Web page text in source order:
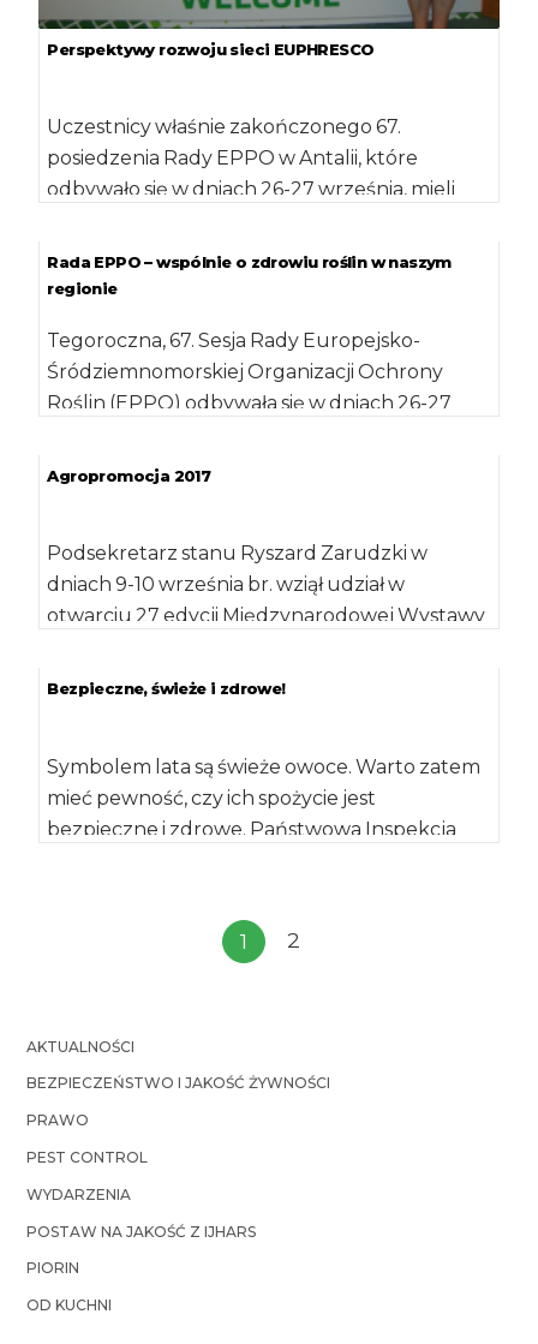
Perspektywy rozwoju sieci EUPHRESCO
Uczestnicy właśnie zakończonego 67.
posiedzenia Rady EPPO w Antalii, które
odbywało się w dniach 26-27 września, mieli
Rada EPPO – wspólnie o zdrowiu roślin w naszym
regionie
Tegoroczna, 67. Sesja Rady Europejsko-
Śródziemnomorskiej Organizacji Ochrony
Roślin (EPPO) odbywała się w dniach 26-27
Agropromocja 2017
Podsekretarz stanu Ryszard Zarudzki w
dniach 9-10 września br. wziął udział w
otwarciu 27 edycji Międzynarodowej Wystawy
Bezpieczne, świeże i zdrowe!
Symbolem lata są świeże owoce. Warto zatem
mieć pewność, czy ich spożycie jest
bezpieczne i zdrowe. Państwowa Inspekcja
1 2
AKTUALNOŚCI
BEZPIECZEŃSTWO I JAKOŚĆ ŻYWNOŚCI
PRAWO
PEST CONTROL
WYDARZENIA
POSTAW NA JAKOŚĆ Z IJHARS
PIORIN
OD KUCHNI